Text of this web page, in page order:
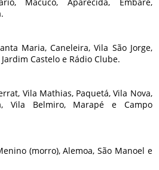
Maria, Caneleira, Vila São Jorge,
Castelo e Rádio Clube.
Vila Mathias, Paquetá, Vila Nova,
Vila Belmiro, Marapé e Campo
(morro), Alemoa, São Manoel e